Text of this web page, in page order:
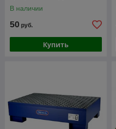
В наличии
50 руб.
Купить